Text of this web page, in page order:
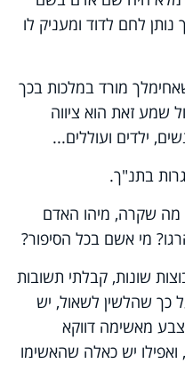
לחם לדוד ומעניק לו
מורד במלכות בכך
שמע זאת הוא ציווה
ילדים ועוללים...
בתנ"ך.
שקרה, מיהו האדם
מי אשם בכל הסיפור?
שונות, קבלתי תשובות
כך שהלשין לשאול, יש
מאשימה דווקא
יש כאלה שהאשימו